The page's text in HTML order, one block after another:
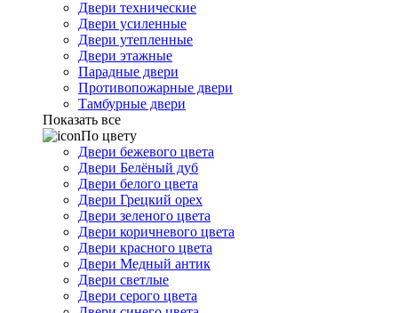
Двери технические
Двери усиленные
Двери утепленные
Двери этажные
Парадные двери
Противопожарные двери
Тамбурные двери
Показать все
По цвету
Двери бежевого цвета
Двери Белёный дуб
Двери белого цвета
Двери Грецкий орех
Двери зеленого цвета
Двери коричневого цвета
Двери красного цвета
Двери Медный антик
Двери светлые
Двери серого цвета